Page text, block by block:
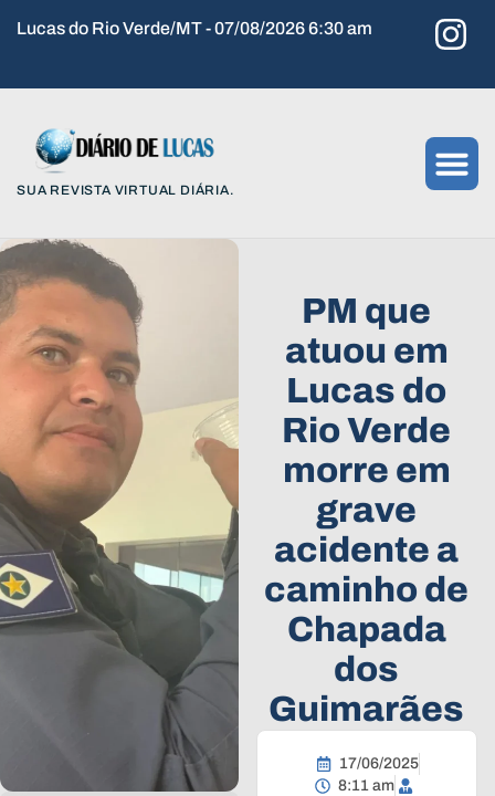
Lucas do Rio Verde/MT - 07/08/2026 6:30 am
SUA REVISTA VIRTUAL DIÁRIA.
PM que
atuou em
Lucas do
Rio Verde
morre em
grave
acidente a
caminho de
Chapada
dos
Guimarães
17/06/2025
8:11 am